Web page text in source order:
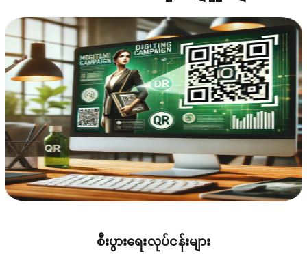
စီးပွားရေးလုပ်ငန်းများ